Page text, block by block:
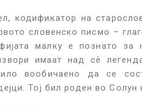
кодификатор на
словенско писмо –
малку е познато за
имаат над сѐ
вообичаено да се
Тој бил роден во Солун